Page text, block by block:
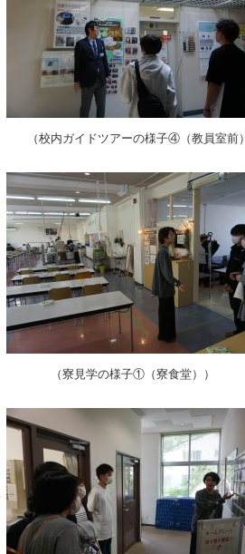
（校内ガイドツアーの様子④（教員室前）
（寮見学の様子①（寮食堂））